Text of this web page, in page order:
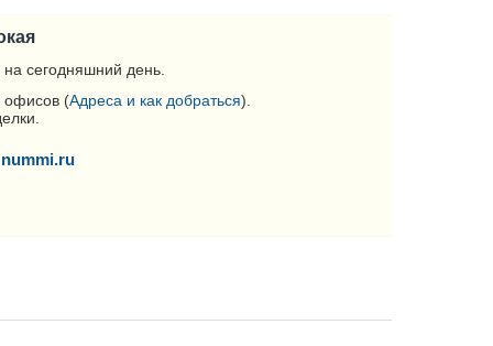
сегодняшний день.
офисов (Адреса и как добраться).